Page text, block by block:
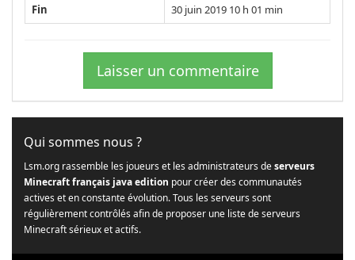
Fin
30 juin 2019 10 h 01 min
Laisser un commentaire
Qui sommes nous ?
Lsm.org rassemble les joueurs et les administrateurs deserveurs
Minecraft français java edition pour créer des communautés
actives et en constante évolution. Tous les serveurs sont
régulièrement contrôlés afin de proposer une liste de serveurs
Minecraft sérieux et actifs.